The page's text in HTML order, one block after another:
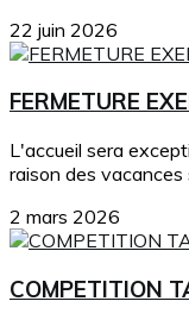
22 juin 2026
FERMETURE
L'accueil sera
raison des vacances
2 mars 2026
COMPETITION